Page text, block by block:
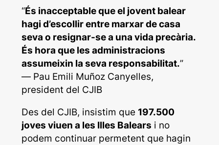
“És inacceptable que el jovent balear
hagi d’escollir entre marxar de casa
seva o resignar-se a una vida precària.
És hora que les administracions
assumeixin la seva responsabilitat.”
— Pau Emili Muñoz Canyelles,
president del CJIB
Des del CJIB, insistim que 197.500
joves viuen a les Illes Balears i no
podem continuar permetent que hagin